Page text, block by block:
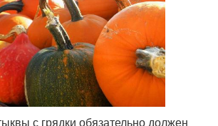
с грядки обязательно должен